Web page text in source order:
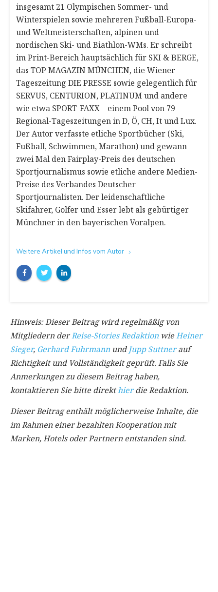
insgesamt 21 Olympischen Sommer- und
Winterspielen sowie mehreren Fußball-Europa-
und Weltmeisterschaften, alpinen und
nordischen Ski- und Biathlon-WMs. Er schreibt
im Print-Bereich hauptsächlich für SKI & BERGE,
das TOP MAGAZIN MÜNCHEN, die Wiener
Tageszeitung DIE PRESSE sowie gelegentlich für
SERVUS, CENTURION, PLATINUM und andere
wie etwa SPORT-FAXX – einem Pool von 79
Regional-Tageszeitungen in D, Ö, CH, It und Lux.
Der Autor verfasste etliche Sportbücher (Ski,
Fußball, Schwimmen, Marathon) und gewann
zwei Mal den Fairplay-Preis des deutschen
Sportjournalismus sowie etliche andere Medien-
Preise des Verbandes Deutscher
Sportjournalisten. Der leidenschaftliche
Skifahrer, Golfer und Esser lebt als gebürtiger
Münchner in den bayerischen Voralpen.
Weitere Artikel und Infos vom Autor
Hinweis: Dieser Beitrag wird regelmäßig von
Mitgliedern derReise-Stories Redaktion wieHeiner
Sieger, Gerhard Fuhrmann und Jupp Suttnerauf
Richtigkeit und Vollständigkeit geprüft. Falls Sie
Anmerkungen zu diesem Beitrag haben,
kontaktieren Sie bitte direkthierdie Redaktion.
Dieser Beitrag enthält möglicherweise Inhalte, die
im Rahmen einer bezahlten Kooperation mit
Marken, Hotels oder Partnern entstanden sind.